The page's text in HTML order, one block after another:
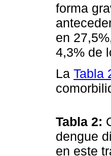
forma
en
4,3% de
La Tabla
Tabla 2:
dengue
en este